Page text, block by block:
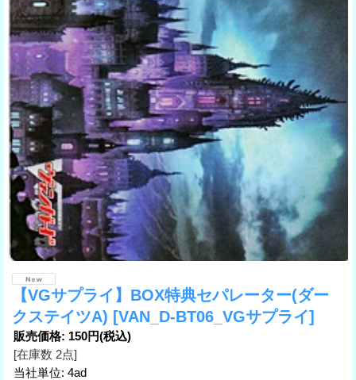
【VGサプライ】BOX特典セパレーター(ダー
クステイツA) [VAN_D-BT06_VGサプライ]
販売価格: 150円(税込)
[在庫数 2点]
当社単位: 4ad